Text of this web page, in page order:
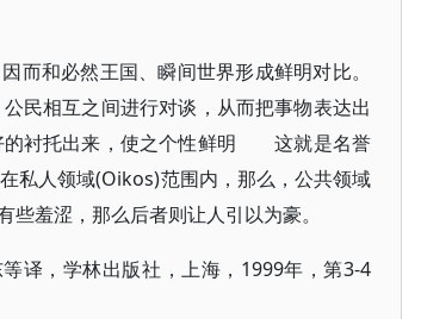
而和必然王国、瞬间世界形成鲜明对比。
民相互之间进行对谈，从而把事物表达出
的衬托出来，使之个性鲜明 这就是名誉
私人领域(Oikos)范围内，那么，公共领域
羞涩，那么后者则让人引以为豪。
译，学林出版社，上海，1999年，第3-4